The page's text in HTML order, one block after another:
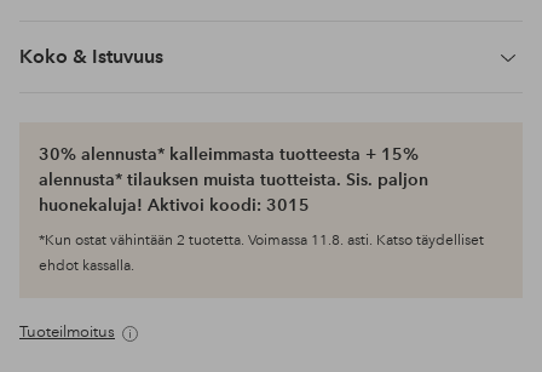
Koko & Istuvuus
30% alennusta* kalleimmasta tuotteesta + 15%
alennusta* tilauksen muista tuotteista. Sis. paljon
huonekaluja! Aktivoi koodi: 3015
*Kun ostat vähintään 2 tuotetta. Voimassa 11.8. asti. Katso täydelliset
ehdot kassalla.
Tuoteilmoitus